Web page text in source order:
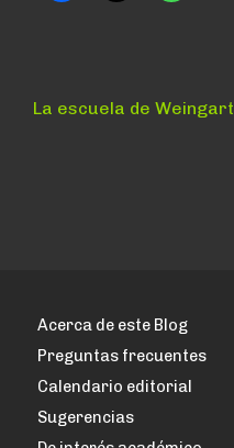
Navegación
Anterior:
La escuela de Weingart
Acerca de este Blog
Preguntas frecuentes
Calendario editorial
Sugerencias